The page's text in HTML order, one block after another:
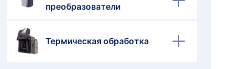
преобразователи
Термическая обработка